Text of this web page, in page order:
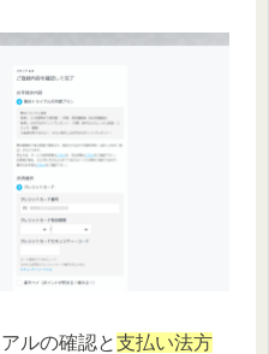
ルの確認と支払い法方